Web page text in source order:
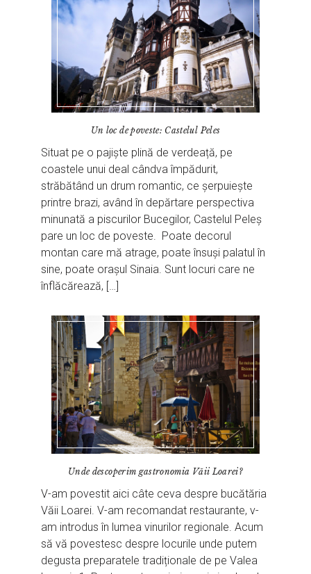
Un loc de poveste: Castelul Peles
Situat pe o pajiște plină de verdeață, pe
coastele unui deal cândva împădurit,
străbătând un drum romantic, ce șerpuiește
printre brazi, având în depărtare perspectiva
minunată a piscurilor Bucegilor, Castelul Peleș
pare un loc de poveste. Poate decorul
montan care mă atrage, poate însuși palatul în
sine, poate orașul Sinaia. Sunt locuri care ne
înflăcărează, […]
Unde descoperim gastronomia Văii Loarei?
V-am povestit aici câte ceva despre bucătăria
Văii Loarei. V-am recomandat restaurante, v-
am introdus în lumea vinurilor regionale. Acum
să vă povestesc despre locurile unde putem
degusta preparatele tradiționale de pe Valea